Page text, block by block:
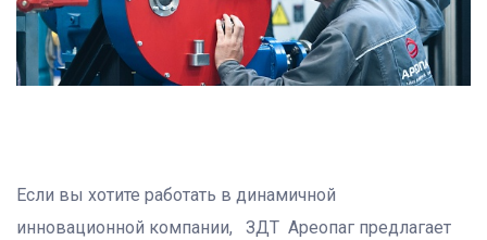
Если вы хотите работать в динамичной
инновационной компании, ЗДТ Ареопаг предлагает